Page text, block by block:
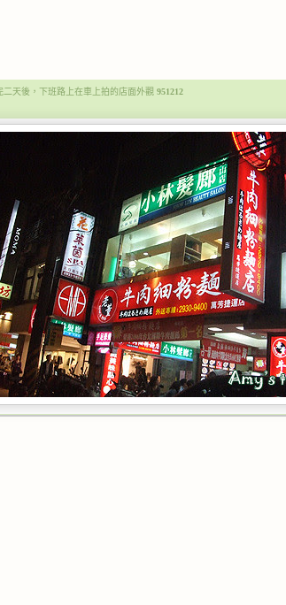
二天後，下班路上在車上拍的店面外觀 951212